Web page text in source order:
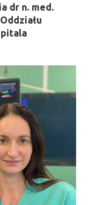
dr n. med.